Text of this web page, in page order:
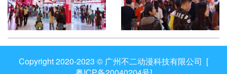
Copyright 2020-2023 © 广州不二动漫科技有限公司 [